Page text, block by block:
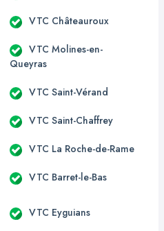
VTC Châteauroux
VTC Molines-en-
Queyras
VTC Saint-Vérand
VTC Saint-Chaffrey
VTC La Roche-de-Rame
VTC Barret-le-Bas
VTC Eyguians